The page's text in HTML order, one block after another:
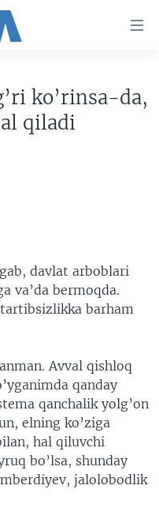
ko’rinsa-da,
qiladi
davlat arboblari
va’da bermoqda.
tartibsizlikka barham
Avval qishloq
qanday
qanchalik yolg’on
elning ko’ziga
hal qiluvchi
bo’lsa, shunday
jalolobodlik